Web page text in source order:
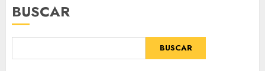
BUSCAR
BUSCAR